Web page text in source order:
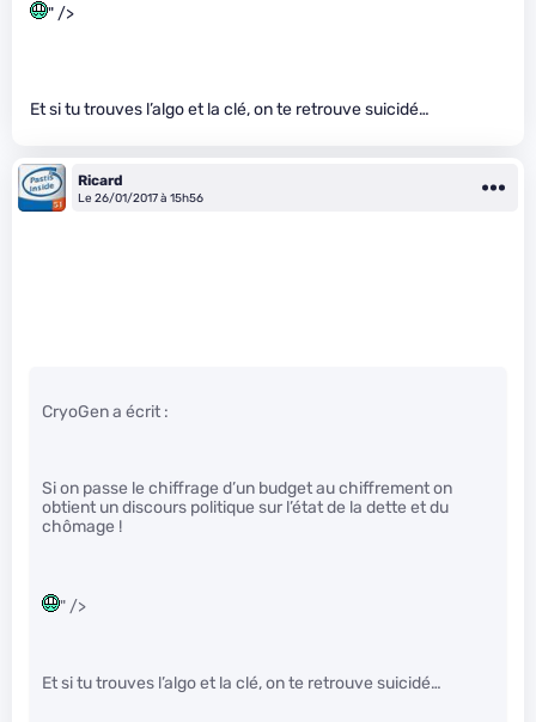
" />
Et si tu trouves l’algo et la clé, on te retrouve suicidé…
Ricard
Le 26/01/2017 à 15h56
CryoGen a écrit :
Si on passe le chiffrage d’un budget au chiffrement on
obtient un discours politique sur l’état de la dette et du
chômage !
" />
Et si tu trouves l’algo et la clé, on te retrouve suicidé…